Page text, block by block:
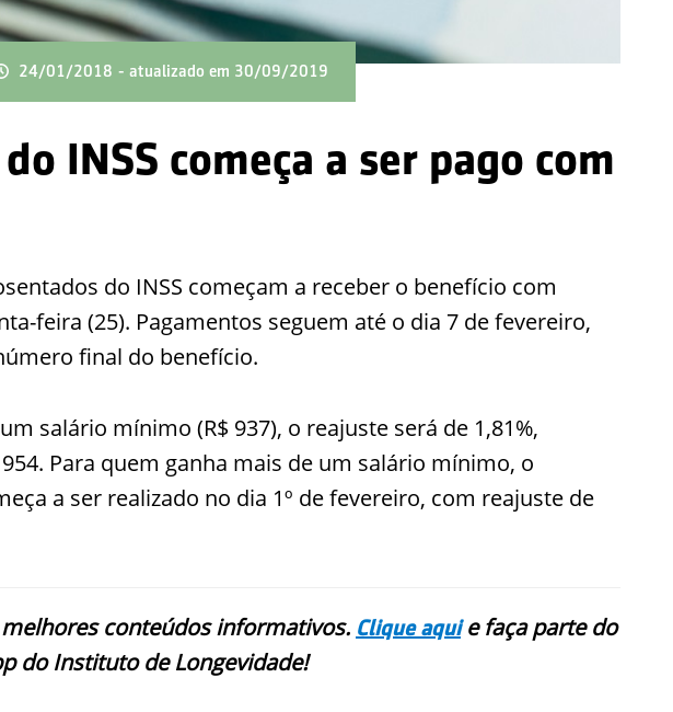
24/01/2018 - atualizado em 30/09/2019
INSS começa a ser pago com
do INSS começam a receber o benefício com
feira (25). Pagamentos seguem até o dia 7 de fevereiro,
final do benefício.
salário mínimo (R$ 937), o reajuste será de 1,81%,
Para quem ganha mais de um salário mínimo, o
a ser realizado no dia 1º de fevereiro, com reajuste de
melhores conteúdos informativos. Clique aquie faça parte do
do Instituto de Longevidade!